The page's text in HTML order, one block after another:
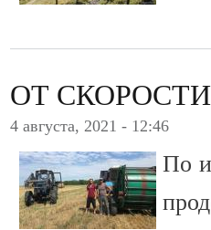
ОТ
4 августа, 2021 - 12:46
По